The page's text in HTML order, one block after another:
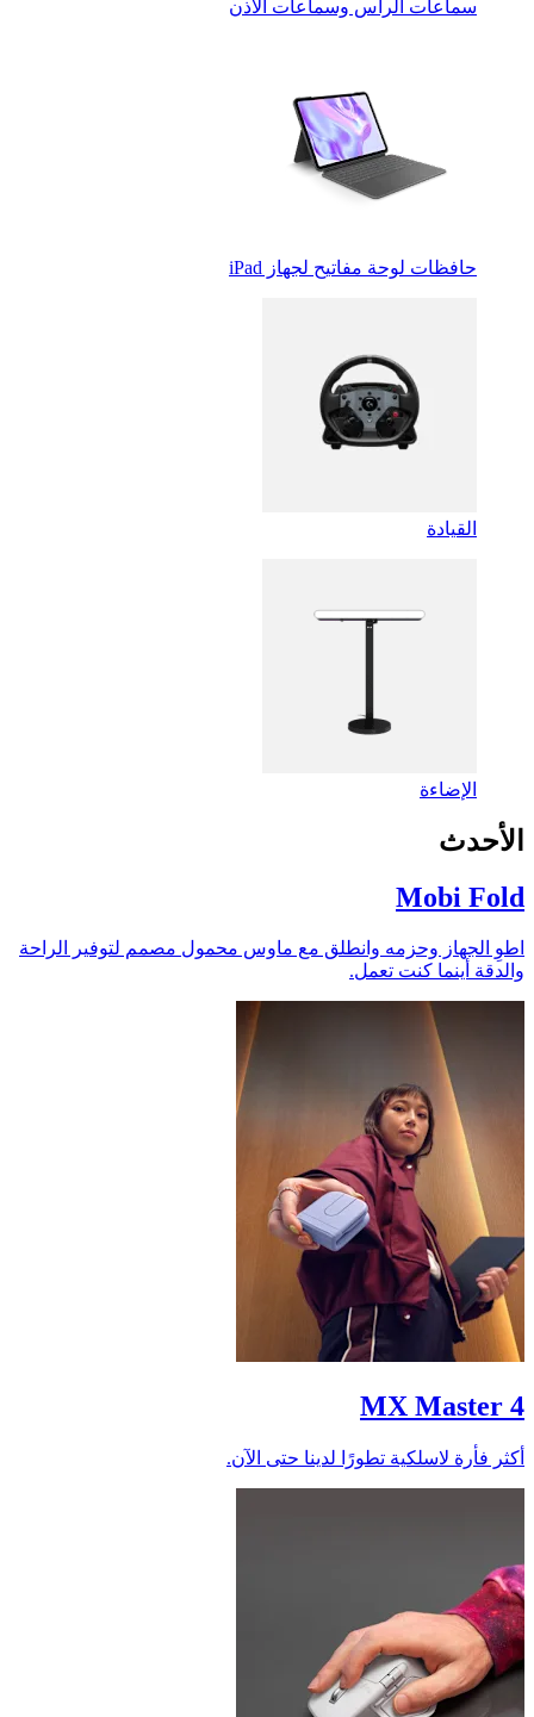
سماعات الرأس وسماعات الأذن
حافظات لوحة مفاتيح لجهاز iPad
القيادة
الإضاءة
الأحدث
Mobi Fold
اطوِ الجهاز وحزمه وانطلق مع ماوس محمول مصمم لتوفير الراحة
والدقة أينما كنت تعمل.
MX Master 4
أكثر فأرة لاسلكية تطورًا لدينا حتى الآن.